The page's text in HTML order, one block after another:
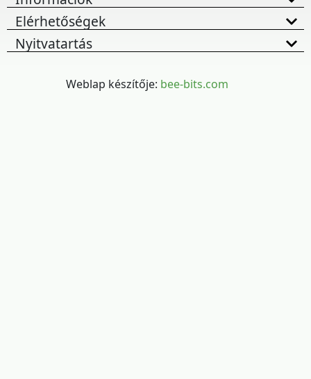
Elérhetőségek
Nyitvatartás
Weblap készítője: bee-bits.com